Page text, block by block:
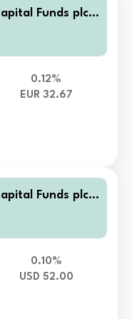
Funds plc -
Innovation F
0.12%
EUR 32.67
Funds plc -
Innovation F
0.10%
USD 52.00